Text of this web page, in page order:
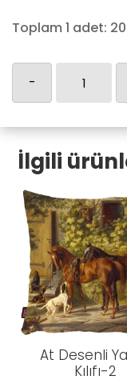
Toplam 1 adet:
-
Kılıfı-5
adet
İlgili
At Desenli
Kılıfı-2